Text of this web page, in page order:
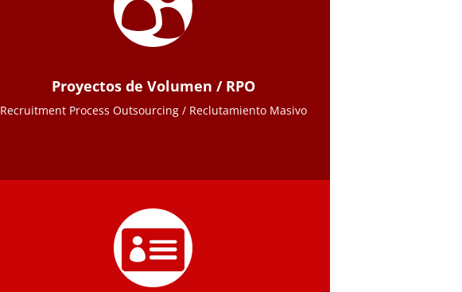
Proyectos de Volumen / RPO
Recruitment Process Outsourcing / Reclutamiento Masivo
